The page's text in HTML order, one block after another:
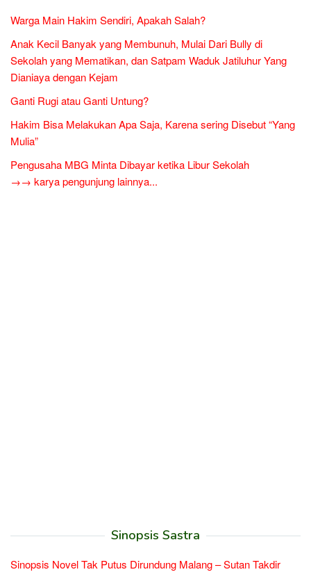
Warga Main Hakim Sendiri, Apakah Salah?
Anak Kecil Banyak yang Membunuh, Mulai Dari Bully di
Sekolah yang Mematikan, dan Satpam Waduk Jatiluhur Yang
Dianiaya dengan Kejam
Ganti Rugi atau Ganti Untung?
Hakim Bisa Melakukan Apa Saja, Karena sering Disebut “Yang
Mulia”
Pengusaha MBG Minta Dibayar ketika Libur Sekolah
→→ karya pengunjung lainnya...
Sinopsis Sastra
Sinopsis Novel Tak Putus Dirundung Malang – Sutan Takdir